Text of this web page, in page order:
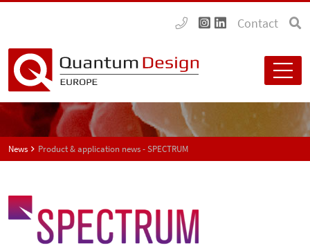
Contact
News Product & application news - SPECTRUM